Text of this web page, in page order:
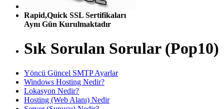
Rapid,Quick SSL Sertifikaları
Aynı Gün Kurulmaktadır
Sık Sorulan Sorular (Pop10)
Yöncü Güncel SMTP Ayarlar
Windows Hosting Nedir?
Lokasyon Nedir?
Hosting (Web Alanı) Nedir